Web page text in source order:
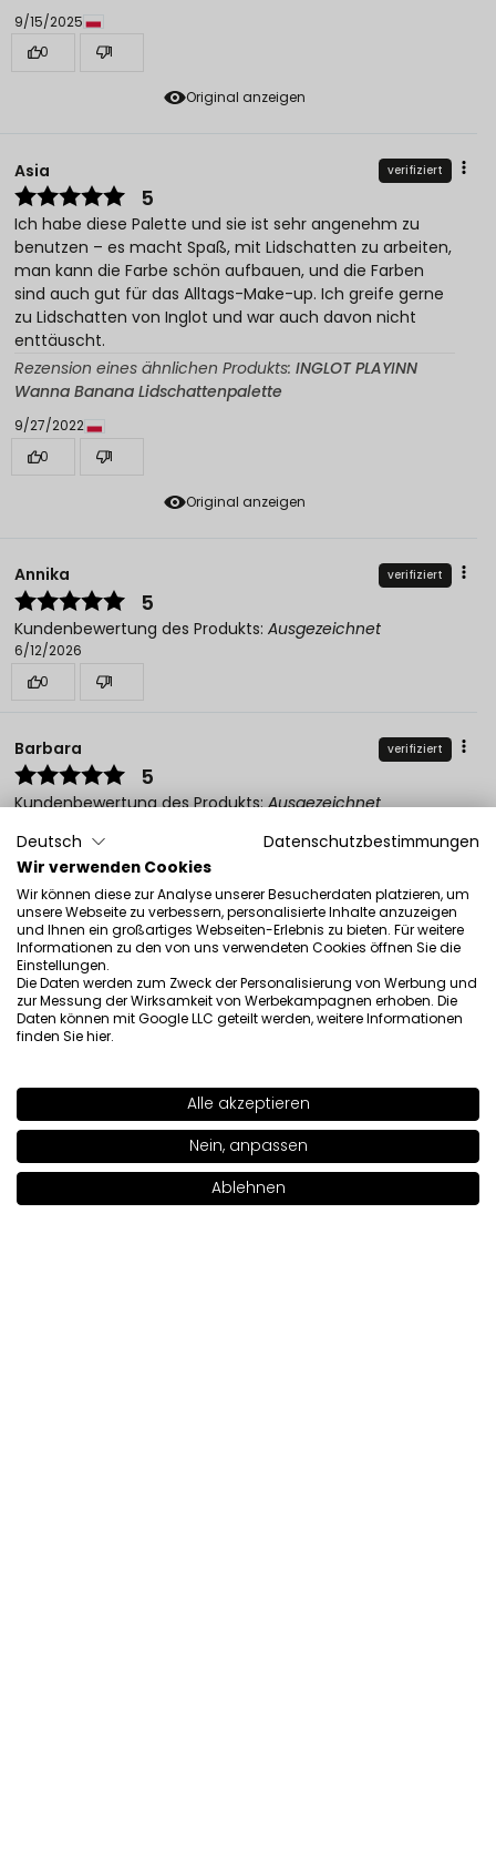
SHADE LILLA VANILLA >
In den Warenkorb legen | 24.00€
Original anzeigen
9/15/2025
0
1
Original anzeigen
Asia verifiziert
5
Ich habe diese Palette und sie ist sehr angenehm zu
benutzen – es macht Spaß, mit Lidschatten zu arbeiten,
man kann die Farbe schön aufbauen, und die Farben
sind auch gut für das Alltags-Make-up. Ich greife gerne
zu Lidschatten von Inglot und war auch davon nicht
enttäuscht.
Rezension eines ähnlichen Produkts: INGLOT PLAYINN
Wanna Banana Lidschattenpalette
9/27/2022
0
1
Annika verifiziert
5
Kundenbewertung des Produkts: Ausgezeichnet
6/12/2026
0
1
Barbara verifiziert
5
Kundenbewertung des Produkts:Ausgezeichnet
Iwona verifiziert
5
Kundenbewertung des Produkts:Ausgezeichnet
1/10/2026
0
1
Deutsch
Datenschutzbestimmungen
Wir verwenden Cookies
Wir können diese zur Analyse unserer Besucherdaten platzieren, um
unsere Webseite zu verbessern, personalisierte Inhalte anzuzeigen
und Ihnen ein großartiges Webseiten-Erlebnis zu bieten. Für weitere
Informationen zu den von uns verwendeten Cookies öffnen Sie die
Einstellungen.
Die Daten werden zum Zweck der Personalisierung von Werbung und
zur Messung der Wirksamkeit von Werbekampagnen erhoben. Die
Daten können mit Google LLC geteilt werden, weitere Informationen
finden Siehier.
Alle akzeptieren
Nein, anpassen
Ablehnen